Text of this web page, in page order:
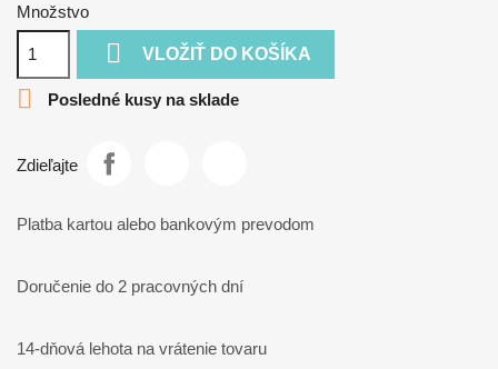
Množstvo
 VLOŽIŤ DO KOŠÍKA
 Posledné kusy na sklade
Zdieľajte
Platba kartou alebo bankovým prevodom
Doručenie do 2 pracovných dní
14-dňová lehota na vrátenie tovaru